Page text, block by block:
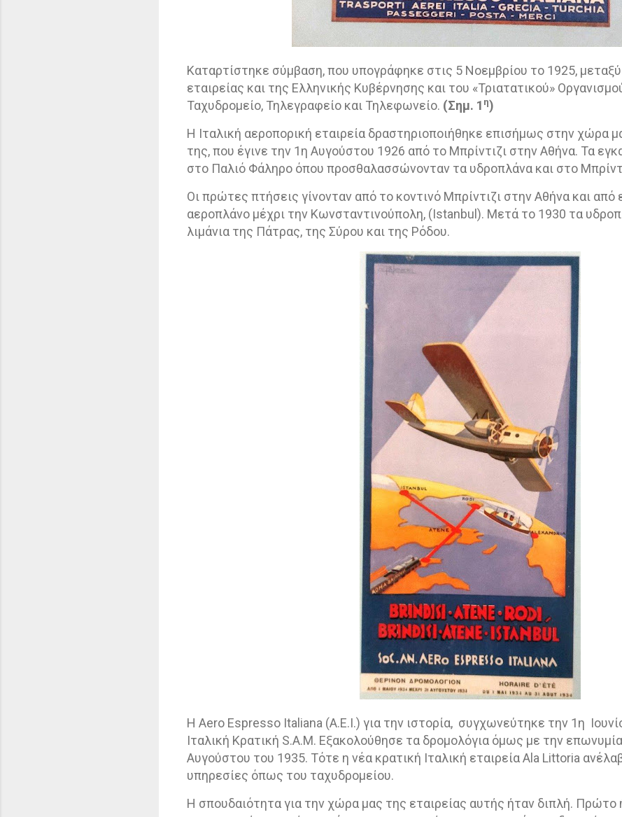
Καταρτίστηκε σύμβαση, που υπογράφηκε στις 5 Νοεμβρίου το 1925,
εταιρείας και της Ελληνικής Κυβέρνησης και του «Τριατατικού»
Ταχυδρομείο, Τηλεγραφείο και Τηλεφωνείο. (Σημ. 1 η)
Η Ιταλική αεροπορική εταιρεία δραστηριοποιήθηκε επισήμως στην χώρα
της, που έγινε την 1η Αυγούστου 1926 από το Μπρίντιζι στην Αθήνα. Τα
στο Παλιό Φάληρο όπου προσθαλασσώνονταν τα υδροπλάνα και στο
Οι πρώτες πτήσεις γίνονταν από το κοντινό Μπρίντιζι στην Αθήνα και από
αεροπλάνο μέχρι την Κωνσταντινούπολη, (Istanbul). Μετά το 1930 τα
λιμάνια της Πάτρας, της Σύρου και της Ρόδου.
Η Aero Espresso Italiana (A.E.I.) για την ιστορία, συγχωνεύτηκε την 1η
Ιταλική Κρατική S.A.M. Εξακολούθησε τα δρομολόγια όμως με την
Αυγούστου του 1935. Τότε η νέα κρατική Ιταλική εταιρεία Ala Littoria
υπηρεσίες όπως του ταχυδρομείου.
H σπουδαιότητα για την χώρα μας της εταιρείας αυτής ήταν διπλή.